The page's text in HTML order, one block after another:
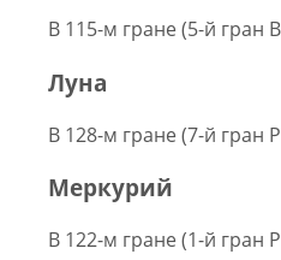
В 115-м гране (5-й гран
Луна
В 128-м гране (7-й гран
Меркурий
В 122-м гране (1-й гран